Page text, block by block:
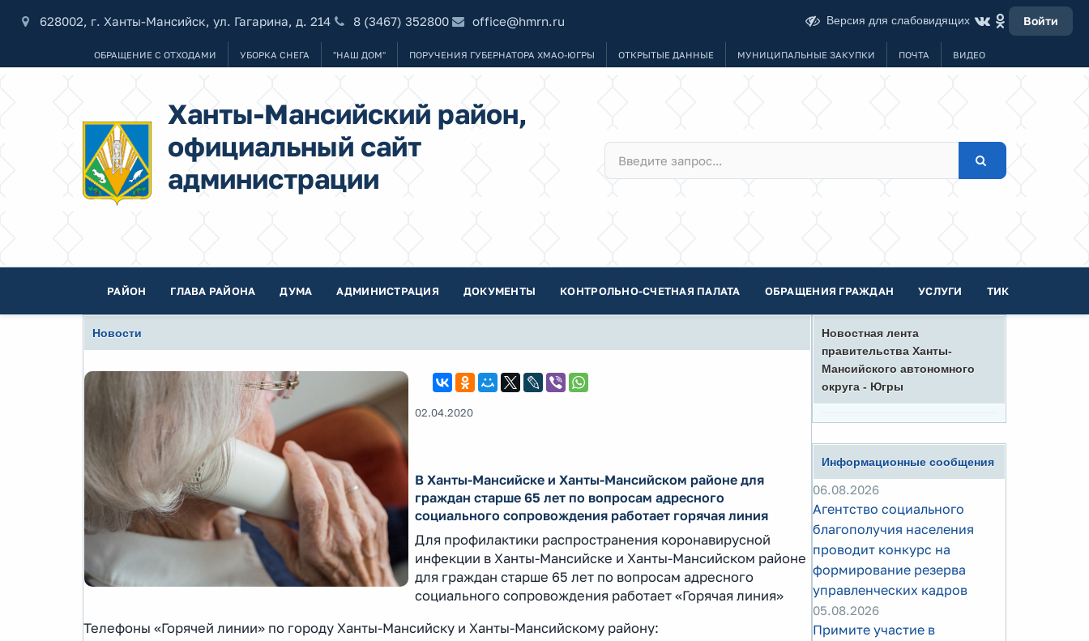
628002, г. Ханты-Мансийск, ул. Гагарина, д. 214 8 (3467) 352800 office@hmrn.ru Версия для слабовидящих Войти
ОБРАЩЕНИЕ С ОТХОДАМИ УБОРКА СНЕГА "НАШ ДОМ" ПОРУЧЕНИЯ ГУБЕРНАТОРА ХМАО-ЮГРЫ ОТКРЫТЫЕ ДАННЫЕ МУНИЦИПАЛЬНЫЕ ЗАКУПКИ ПОЧТА ВИДЕО
Ханты-Мансийский район,
официальный сайт
администрации
РАЙОН ГЛАВА РАЙОНА ДУМА АДМИНИСТРАЦИЯ ДОКУМЕНТЫ КОНТРОЛЬНО-СЧЕТНАЯ ПАЛАТА ОБРАЩЕНИЯ ГРАЖДАН УСЛУГИ ТИК
Новости
02.04.2020
В Ханты-Мансийске и Ханты-Мансийском районе для
граждан старше 65 лет по вопросам адресного
социального сопровождения работает горячая линия
Для профилактики распространения коронавирусной
инфекции в Ханты-Мансийске и Ханты-Мансийском районе
для граждан старше 65 лет по вопросам адресного
социального сопровождения работает «Горячая линия»
Телефоны «Горячей линии» по городу Ханты-Мансийску и Ханты-Мансийскому району:
Новостная лента
правительства Ханты-
Мансийского автономного
округа - Югры
Информационные сообщения
06.08.2026
Агентство социального
благополучия населения
проводит конкурс на
формирование резерва
управленческих кадров
05.08.2026
Примите участие в